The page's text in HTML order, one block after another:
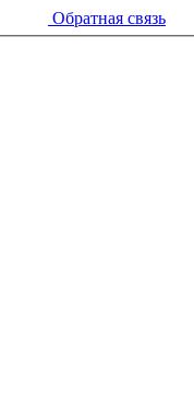
Обратная связь